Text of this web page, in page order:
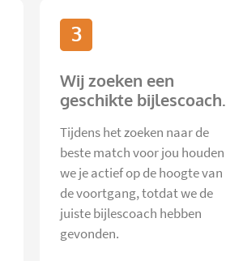
3
Wij zoeken een
geschikte bijlescoach.
Tijdens het zoeken naar de
beste match voor jou houden
we je actief op de hoogte van
de voortgang, totdat we de
juiste bijlescoach hebben
gevonden.